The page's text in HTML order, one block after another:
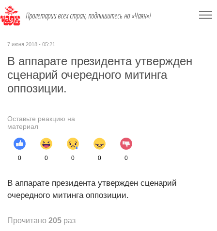
Пролетарии всех стран, подпишитесь на «Чаян»!
7 июня 2018 - 05:21
В аппарате президента утвержден
сценарий очередного митинга
оппозиции.
Оставьте реакцию на
материал
0 0 0 0 0
В аппарате президента утвержден сценарий
очередного митинга оппозиции.
Прочитано 205 раз